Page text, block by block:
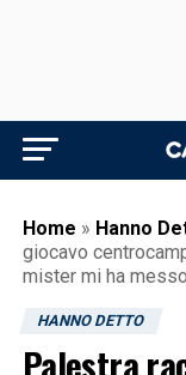
Home » Hanno
giocavo
mister mi ha
HANNO DETTO
Palestra